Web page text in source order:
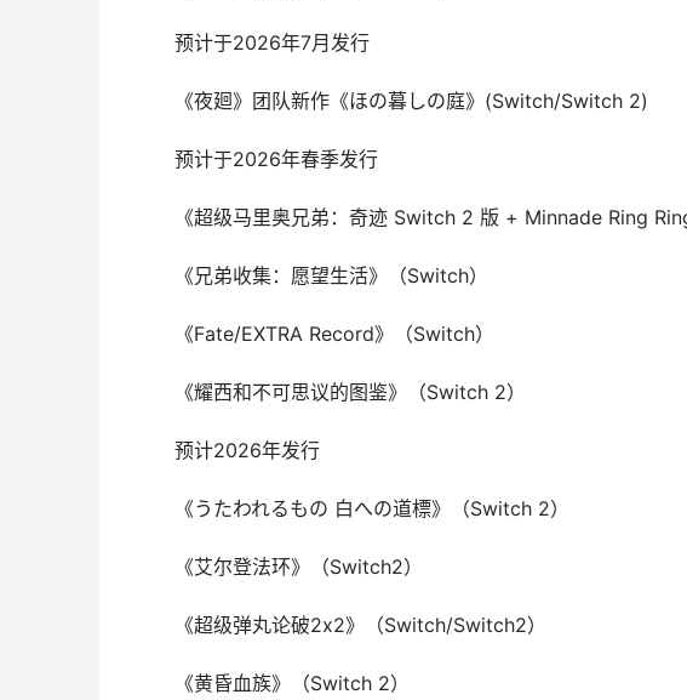
预计于2026年7月发行
《夜廻》团队新作《ほの暮しの庭》(Switch/Switch 2)
预计于2026年春季发行
《超级马里奥兄弟：奇迹 Switch 2 版 + Minnade Ring
《兄弟收集：愿望生活》（Switch）
《Fate/EXTRA Record》（Switch）
《耀西和不可思议的图鉴》（Switch 2）
预计2026年发行
《うたわれるもの 白への道標》（Switch 2）
《艾尔登法环》（Switch2）
《超级弹丸论破2x2》（Switch/Switch2）
《黄昏血族》（Switch 2）